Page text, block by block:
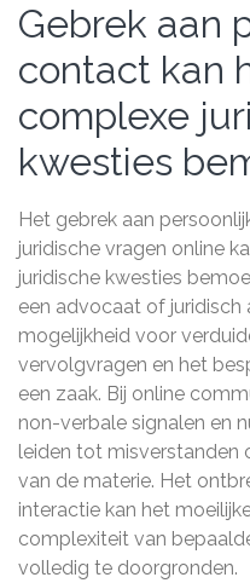
Gebrek aan
contact kan
complexe
kwesties
Het gebrek aan
juridische vragen online
juridische kwesties
een advocaat of juridisch
mogelijkheid voor
vervolgvragen en het
een zaak. Bij online
non-verbale signalen en
leiden tot misverstanden
van de materie. Het
interactie kan het
complexiteit van
volledig te doorgronden.